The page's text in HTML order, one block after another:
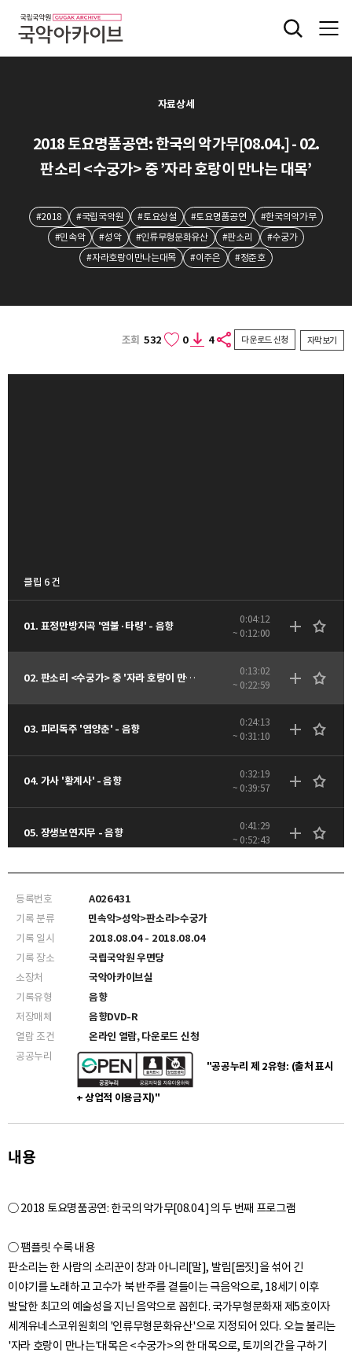
자료상세
2018 토요명품공연: 한국의 악가무[08.04.] - 02.
판소리 <수궁가> 중 ’자라 호랑이 만나는 대목’
#2018 #국립국악원 #토요상설 #토요명품공연
#한국의악가무
#민속악
#성악 #인류무형문화유산 #판소리
#수궁가
#자라호랑이만나는대목
#이주은 #정준호
조회 532 0 4 다운로드 신청 자막보기
클립 6 건
01. 표정만방지곡 '염불·타령' - 음향
0:04:12
~ 0:12:00
02. 판소리 <수궁가> 중 '자라 호랑이 만나는 대목' - 음향
0:13:02
~ 0:22:59
03. 피리독주 '염양춘' - 음향
0:24:13
~ 0:31:10
04. 가사 '황계사' - 음향
0:32:19
~ 0:39:57
05. 장생보연지무 - 음향
0:41:29
~ 0:52:43
등록번호
A026431
기록 분류
민속악>성악>판소리>수궁가
기록 일시
2018.08.04 - 2018.08.04
기록 장소
국립국악원 우면당
소장처
국악아카이브실
기록유형
음향
저장매체
음향DVD-R
열람 조건
온라인 열람, 다운로드 신청
공공누리
"공공누리 제 2유형: (출처 표시
+ 상업적 이용금지)"
내용
○ 2018 토요명품공연: 한국의 악가무[08.04.]의 두 번째 프로그램
○ 팸플릿 수록 내용
판소리는 한 사람의 소리꾼이 창과 아니리[말], 발림[몸짓]을 섞어 긴
이야기를 노래하고 고수가 북 반주를 곁들이는 극음악으로, 18세기 이후
발달한 최고의 예술성을 지닌 음악으로 꼽힌다. 국가무형문화재 제5호이자
세계유네스코위원회의 '인류무형문화유산'으로 지정되어 있다. 오늘 불리는
'자라 호랑이 만나는'대목은 <수궁가>의 한 대목으로, 토끼의 간을 구하기